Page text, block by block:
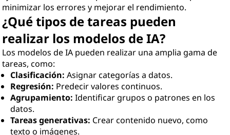
minimizar los errores y mejorar el rendimiento.
¿Qué tipos de tareas pueden
realizar los modelos de IA?
Los modelos de IA pueden realizar una amplia gama de
tareas, como:
Clasificación:Asignar categorías a datos.
Regresión: Predecir valores continuos.
Agrupamiento:Identificar grupos o patrones en los
datos.
Tareas generativas: Crear contenido nuevo, como
texto o imágenes.